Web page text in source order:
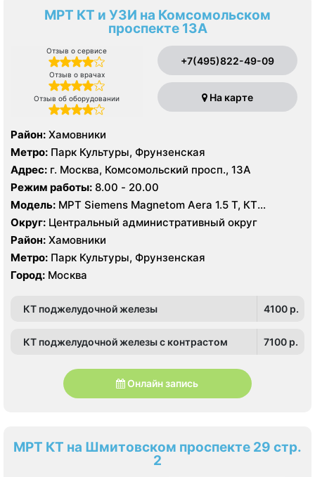
МРТ КТ и УЗИ на Комсомольском
проспекте 13А
Отзыв о сервисе
Отзыв о врачах
Отзыв об оборудовании
+7(495)822-49-09
На карте
Район: Хамовники
Метро: Парк Культуры, Фрунзенская
Адрес: г. Москва, Комсомольский просп., 13А
Режим работы: 8.00 - 20.00
Модель: МРТ Siemens Magnetom Aera 1.5 T, КТ
SIEMENS Healthineers 64 среза, УЗИ Mindrey DS 8,
Philips Affiniti 70
Округ: Центральный административный округ
Район: Хамовники
Метро: Парк Культуры, Фрунзенская
Город: Москва
КТ поджелудочной железы 4100 p.
КТ поджелудочной железы с контрастом 7100 p.
Онлайн запись
МРТ КТ на Шмитовском проспекте 29 стр.
2